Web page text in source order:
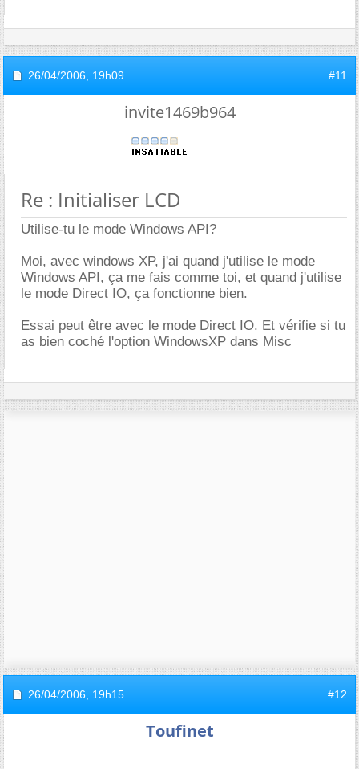
26/04/2006, 19h09 #11
invite1469b964
Re : Initialiser LCD
Utilise-tu le mode Windows API?
Moi, avec windows XP, j'ai quand j'utilise le mode
Windows API, ça me fais comme toi, et quand j'utilise
le mode Direct IO, ça fonctionne bien.
Essai peut être avec le mode Direct IO. Et vérifie si tu
as bien coché l'option WindowsXP dans Misc
26/04/2006, 19h15 #12
Toufinet